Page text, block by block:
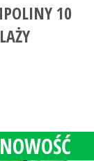
10
NOWOŚĆ